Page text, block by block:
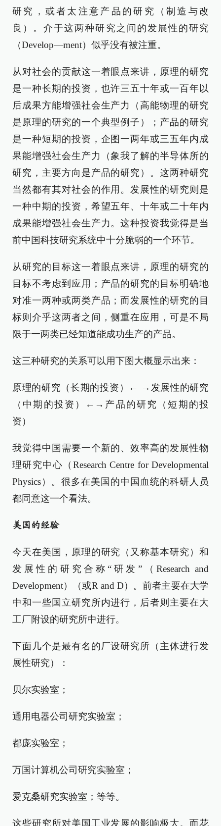
研究，或者太注意产品的研究（制造与改
良）。介于这两种研究之间的发展性的研究
（Develop—ment）似乎没有被注重。
从对社会的贡献这一着眼点来讲，原理的研究
是一种长期的投资，也许三五十年或一百年以
后成果方能增强社会生产力（高能物理的研究
是原理的研究的一个典型例子）；产品的研究
是一种短期的投资，企图一两年或三五年内成
果能增强社会生产力（象我了解的半导体所的
研究，主要方向是产品的研究）。这两种研究
当然都有其对社会的作用。发展性的研究则是
一种中期的投资，希望五年、十年或二十年内
成果能增强社会生产力。这种投资我觉得是当
前中国科技研究系统中十分脆弱的一个环节。
从研究的目标这一着眼点来讲，原理的研究的
目标不考虑到应用；产品的研究的目标明确地
对准一两种或两类产品；而发展性的研究的目
标则介乎这两者之间，侧重在应用，可是不局
限于一两类已经知道能成功生产的产品。
这三种研究的关系可以用下图大概显示出来：
原理的研究（长期的投资）← →发展性的研究
（中期的投资）←→产品的研究（短期的投
资）
我觉得中国需要一个新的、效率高的发展性物
理研究中心（Research Centre for Developmental
Physics）。很多在美国的中国血统的科研人员
都同意这一个看法。
美国的经验
今天在美国，原理的研究（又称基本研究）和
发展性的研究合称“研发”（Research and
Development）（或R and D）。前者主要在大学
中和一些国立研究所内进行，后者则主要在大
工厂附设的研究所中进行。
下面几个是最有名的厂设研究所（主体进行发
展性研究）：
贝尔实验室；
通用电器公司研究实验室；
都庞实验室；
万国计算机公司研究实验室；
爱克桑研究实验室；等等。
这些研究所对美国工业发展的影响极大。而花